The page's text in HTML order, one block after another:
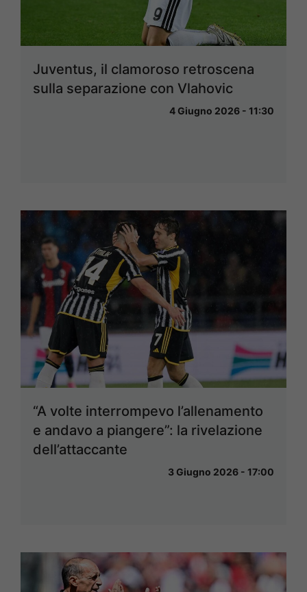
Juventus, il clamoroso retroscena
sulla separazione con Vlahovic
4 Giugno 2026 - 11:30
“A volte interrompevo l’allenamento
e andavo a piangere”: la rivelazione
dell’attaccante
3 Giugno 2026 - 17:00